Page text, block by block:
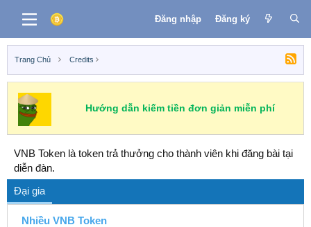
Đăng nhập Đăng ký
Trang Chủ Credits
Hướng dẫn kiếm tiền đơn giản miễn phí
VNB Token là token trả thưởng cho thành viên khi đăng bài tại
diễn đàn.
Đại gia
Nhiều VNB Token